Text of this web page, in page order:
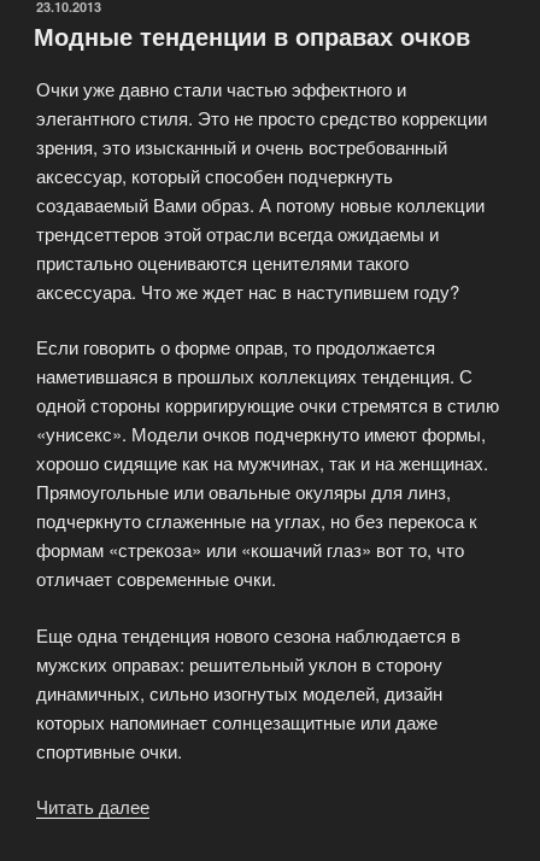
ОПУБЛИКОВАНО
23.10.2013
Модные тенденции в оправах очков
Очки уже давно стали частью эффектного и
элегантного стиля. Это не просто средство коррекции
зрения, это изысканный и очень востребованный
аксессуар, который способен подчеркнуть
создаваемый Вами образ. А потому новые коллекции
трендсеттеров этой отрасли всегда ожидаемы и
пристально оцениваются ценителями такого
аксессуара. Что же ждет нас в наступившем году?
Если говорить о форме оправ, то продолжается
наметившаяся в прошлых коллекциях тенденция. С
одной стороны корригирующие очки стремятся в стилю
«унисекс». Модели очков подчеркнуто имеют формы,
хорошо сидящие как на мужчинах, так и на женщинах.
Прямоугольные или овальные окуляры для линз,
подчеркнуто сглаженные на углах, но без перекоса к
формам «стрекоза» или «кошачий глаз» вот то, что
отличает современные очки.
Еще одна тенденция нового сезона наблюдается в
мужских оправах: решительный уклон в сторону
динамичных, сильно изогнутых моделей, дизайн
которых напоминает солнцезащитные или даже
спортивные очки.
Читать далее